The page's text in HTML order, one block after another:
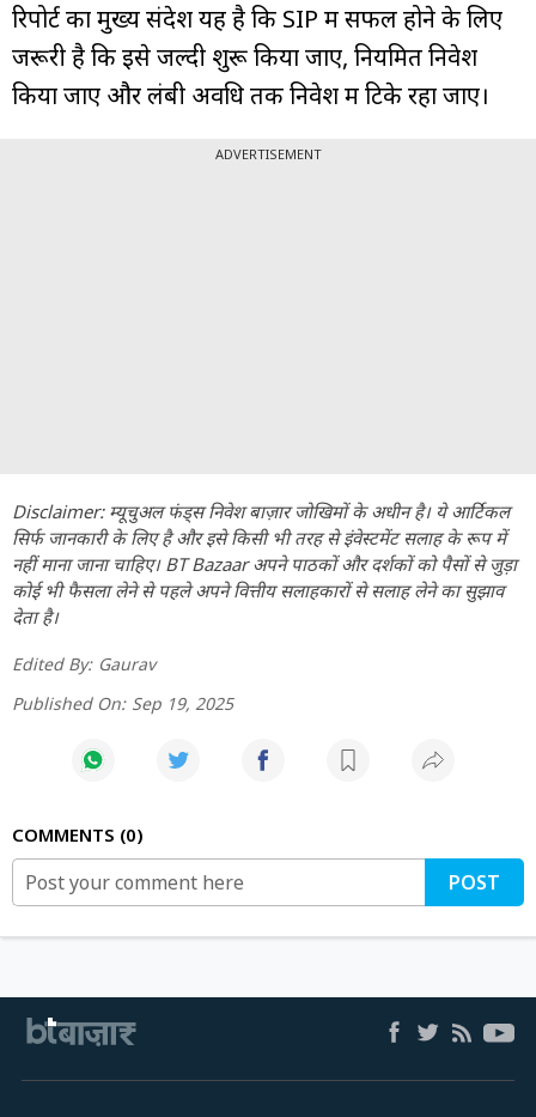
रिपोर्ट का मुख्य संदेश यह है कि SIP में सफल होने के लिए
जरूरी है कि इसे जल्दी शुरू किया जाए, नियमित निवेश
किया जाए और लंबी अवधि तक निवेश में टिके रहा जाए।
ADVERTISEMENT
Disclaimer: म्यूचुअल फंड्स निवेश बाज़ार जोखिमों के अधीन है। ये आर्टिकल
सिर्फ जानकारी के लिए है और इसे किसी भी तरह से इंवेस्टमेंट सलाह के रूप में
नहीं माना जाना चाहिए। BT Bazaar अपने पाठकों और दर्शकों को पैसों से जुड़ा
कोई भी फैसला लेने से पहले अपने वित्तीय सलाहकारों से सलाह लेने का सुझाव
देता है।
Edited By: Gaurav
Published On: Sep 19, 2025
COMMENTS 0
POST